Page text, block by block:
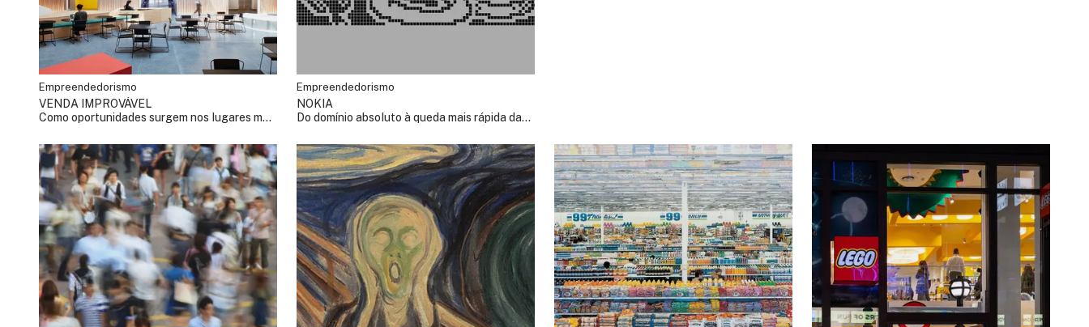
Empreendedorismo
VENDA IMPROVÁVEL
Como oportunidades surgem nos lugares mais
Empreendedorismo
NOKIA
Do domínio absoluto à queda mais rápida da